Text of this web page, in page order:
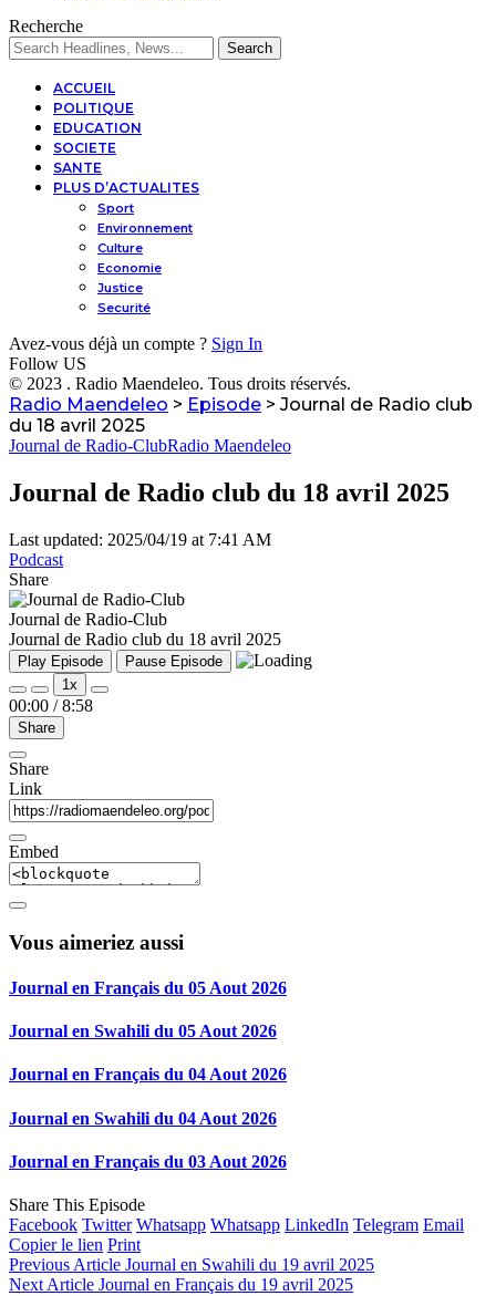
Recherche
ACCUEIL
POLITIQUE
EDUCATION
SOCIETE
SANTE
PLUS D’ACTUALITES
Sport
Environnement
Culture
Economie
Justice
Securité
Avez-vous déjà un compte ? Sign In
Follow US
© 2023 . Radio Maendeleo. Tous droits réservés.
Radio Maendeleo > Episode > Journal de Radio club
du 18 avril 2025
Journal de Radio-ClubRadio Maendeleo
Journal de Radio club du 18 avril 2025
Last updated: 2025/04/19 at 7:41 AM
Podcast
Share
Journal de Radio-Club
Journal de Radio club du 18 avril 2025
Play Episode
Pause Episode
1x
00:00 / 8:58
Share
Share
Link
Embed
Vous aimeriez aussi
Journal en Français du 05 Aout 2026
Journal en Swahili du 05 Aout 2026
Journal en Français du 04 Aout 2026
Journal en Swahili du 04 Aout 2026
Journal en Français du 03 Aout 2026
Share This Episode
Facebook Twitter Whatsapp Whatsapp LinkedIn Telegram Email
Copier le lien Print
Previous Article Journal en Swahili du 19 avril 2025
Next Article Journal en Français du 19 avril 2025